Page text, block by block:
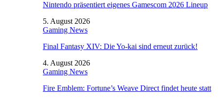
Nintendo präsentiert eigenes Gamescom 2026 Lineup
5. August 2026
Gaming News
Final Fantasy XIV: Die Yo-kai sind erneut zurück!
4. August 2026
Gaming News
Fire Emblem: Fortune’s Weave Direct findet heute statt